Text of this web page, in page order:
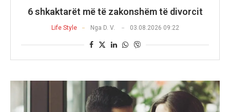
6 shkaktarët më të zakonshëm të divorcit
Life Style Nga D. V. 03.08.2026 09:22